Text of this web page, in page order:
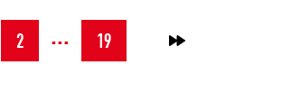
2 … 19 →